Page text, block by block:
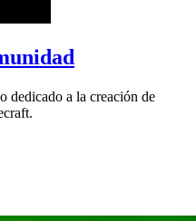
a la creación de